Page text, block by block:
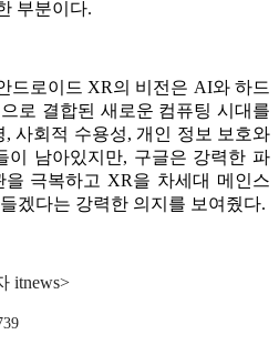
부분이다.
드로이드 XR의 비전은 AI와 하드
로 결합된 새로운 컴퓨팅 시대를
사회적 수용성, 개인 정보 보호와
이 남아있지만, 구글은 강력한 파
을 극복하고 XR을 차세대 메인스
겠다는 강력한 의지를 보여줬다.
itnews>